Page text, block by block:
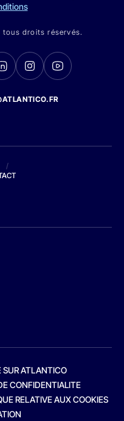
tous droits réservés.
/
SUR ATLANTICO
CONFIDENTIALITE
RELATIVE AUX COOKIES